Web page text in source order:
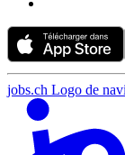
jobs.ch Logo de